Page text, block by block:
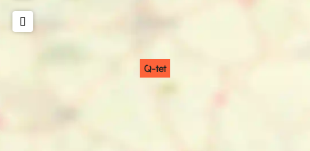
Q-tet